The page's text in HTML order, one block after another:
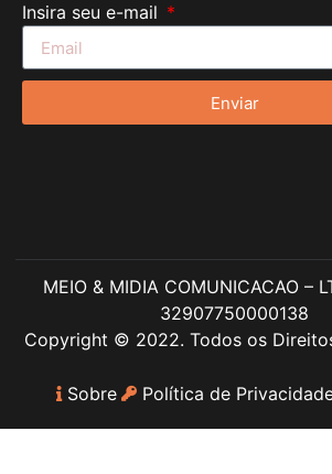
Insira seu e-mail
Enviar
MEIO & MIDIA COMUNICACAO –
32907750000138
Copyright © 2022. Todos os
Sobre Política de